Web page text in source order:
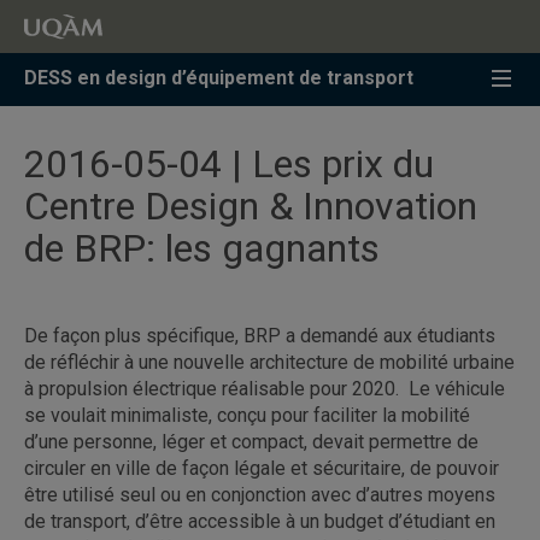
Accéder
recherche
Accéder
menu
pricipal
Accéder
zone
DESS en design d’équipement de transport
2016-05-04 | Les prix du
Centre Design & Innovation
de BRP: les gagnants
De façon plus spécifique, BRP a demandé aux étudiants
de réfléchir à une nouvelle architecture de mobilité urbaine
à propulsion électrique réalisable pour 2020. Le véhicule
se voulait minimaliste, conçu pour faciliter la mobilité
d’une personne, léger et compact, devait permettre de
circuler en ville de façon légale et sécuritaire, de pouvoir
être utilisé seul ou en conjonction avec d’autres moyens
de transport, d’être accessible à un budget d’étudiant en